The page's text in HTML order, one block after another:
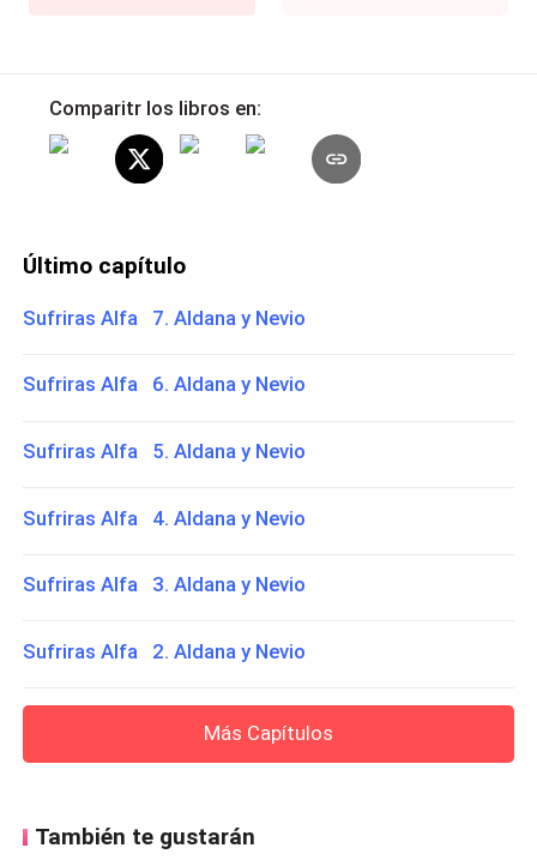
Comparitr los libros en:
Último capítulo
Sufriras Alfa 7. Aldana y Nevio
Sufriras Alfa 6. Aldana y Nevio
Sufriras Alfa 5. Aldana y Nevio
Sufriras Alfa 4. Aldana y Nevio
Sufriras Alfa 3. Aldana y Nevio
Sufriras Alfa 2. Aldana y Nevio
Más Capítulos
También te gustarán